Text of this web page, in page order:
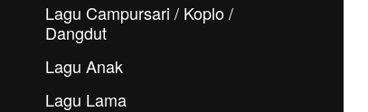
Lagu Campursari / Koplo /
Dangdut
Lagu Anak
Lagu Lama